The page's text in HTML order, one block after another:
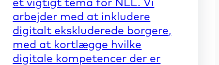
et vigtigt tema for NLL. Vi
arbejder med at inkludere
digitalt ekskluderede borgere,
med at kortlægge hvilke
digitale kompetencer der er